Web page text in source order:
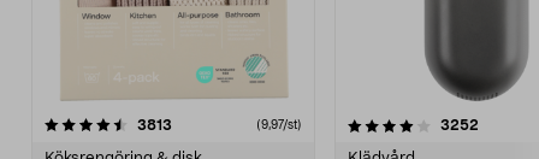
3813 (9,97/st)
4.0av 5 stjärnor 3252
4.5av 5 stjärnor